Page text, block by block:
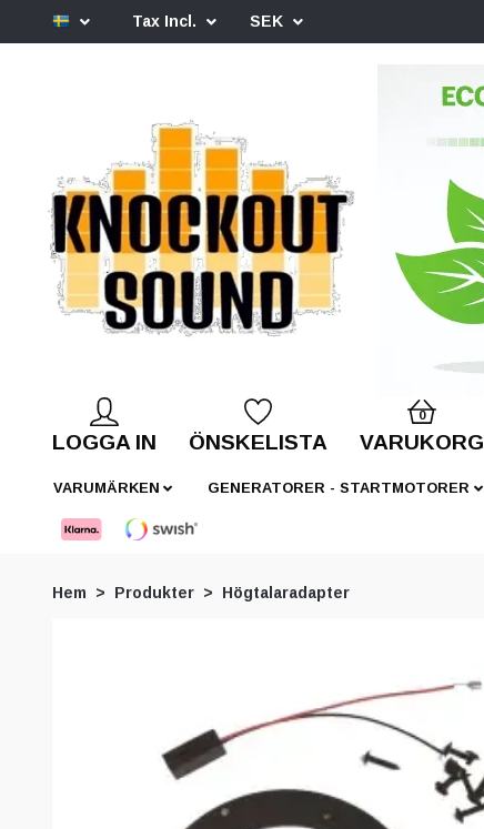
Tax Incl. SEK
LOGGA IN ÖNSKELISTA
0
VARUKORG
VARUMÄRKEN GENERATORER - STARTMOTORER
Hem Produkter Högtalaradapter